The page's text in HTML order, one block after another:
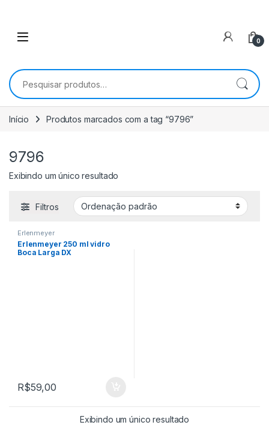
0
Pesquisar por:
Início Produtos marcados com a tag “9796”
9796
Exibindo um único resultado
Filtros
Erlenmeyer
Erlenmeyer 250 ml vidro
Boca Larga DX
R$59,00
Exibindo um único resultado